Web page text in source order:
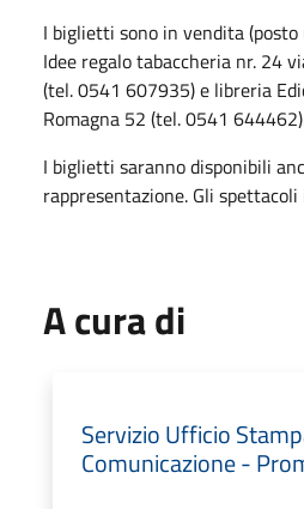
I biglietti sono in vendita
Idee regalo tabaccheria nr. 24
(tel. 0541 607935) e libreria
Romagna 52 (tel. 0541
I biglietti saranno disponibili
rappresentazione. Gli
A cura di
Servizio Ufficio
Comunicazione -